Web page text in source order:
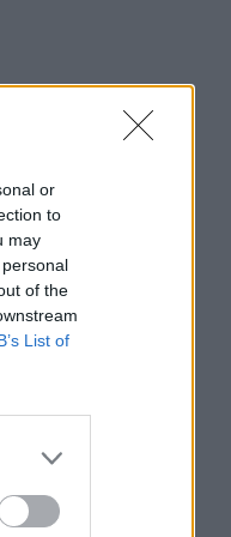
or
to
may
of the
List of
Λιονέλ